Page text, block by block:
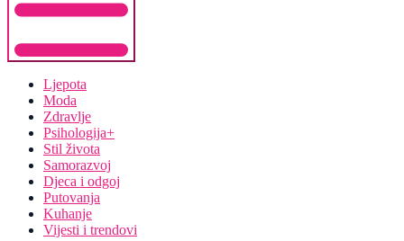
Ljepota
Moda
Zdravlje
Psihologija+
Stil života
Samorazvoj
Djeca i odgoj
Putovanja
Kuhanje
Vijesti i trendovi